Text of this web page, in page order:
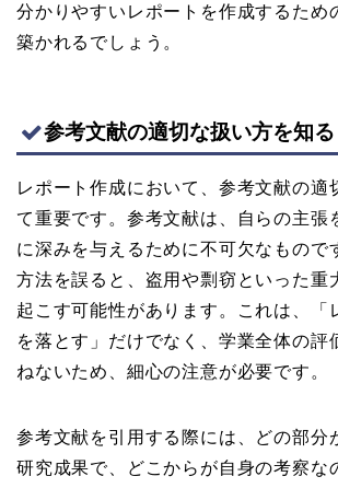
分かりやすいレポートを作成するため
築かれるでしょう。
参考文献の適切な扱い方を知る
レポート作成において、参考文献の適
て重要です。参考文献は、自らの主張
に深みを与えるために不可欠なもので
方法を誤ると、盗用や剽窃といった重
起こす可能性があります。これは、「
を落とす」だけでなく、学業全体の評
ねないため、細心の注意が必要です。
参考文献を引用する際には、どの部分
研究成果で、どこからが自身の考察な